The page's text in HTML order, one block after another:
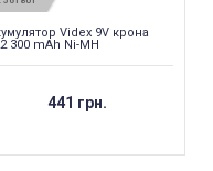
Videx 9V крона
300 mAh Ni-MH
441 грн.